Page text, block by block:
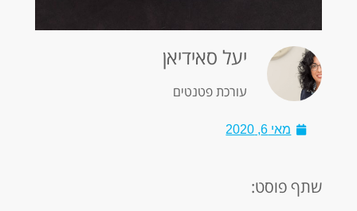
יעל סאידיאן
עורכת פטנטים
מאי 6, 2020
שתף פוסט: